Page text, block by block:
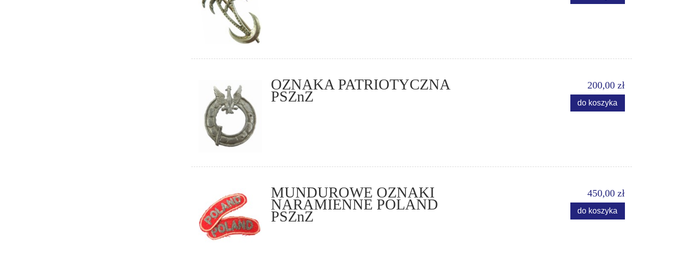
OZNAKA PATRIOTYCZNA
PSZnZ
200,00 zł
do koszyka
MUNDUROWE OZNAKI
NARAMIENNE POLAND
PSZnZ
450,00 zł
do koszyka